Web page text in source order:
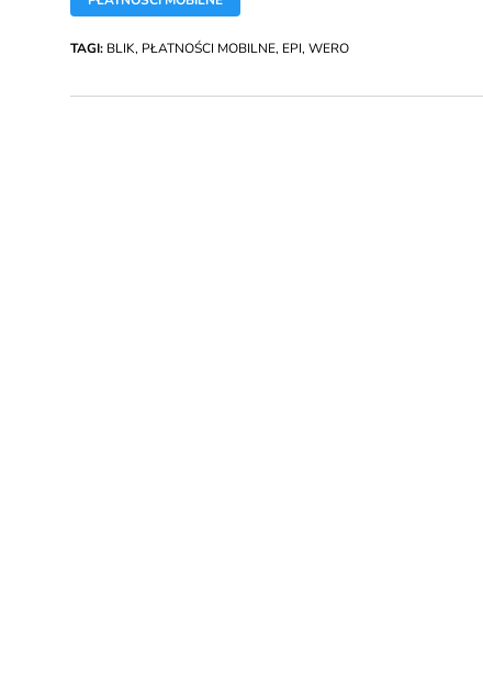
TAGI: BLIK, PŁATNOŚCI MOBILNE, EPI, WERO